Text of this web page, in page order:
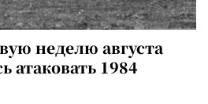
неделю августа
атаковать 1984